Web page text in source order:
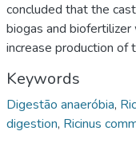
concluded that the
biogas and
increase production of
Keywords
Digestão anaeróbia,
digestion, Ricinus